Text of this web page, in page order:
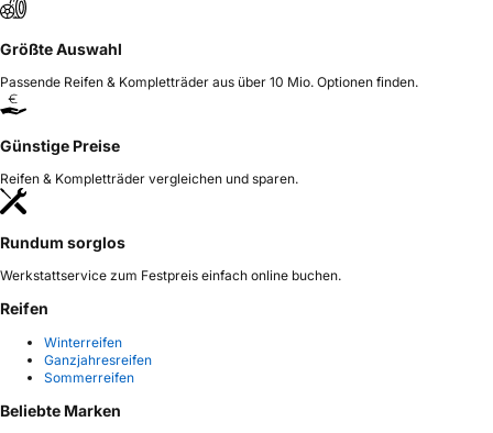
Größte Auswahl
Passende Reifen & Kompletträder aus über 10 Mio. Optionen finden.
Günstige Preise
Reifen & Kompletträder vergleichen und sparen.
Rundum sorglos
Werkstattservice zum Festpreis einfach online buchen.
Reifen
Winterreifen
Ganzjahresreifen
Sommerreifen
Beliebte Marken